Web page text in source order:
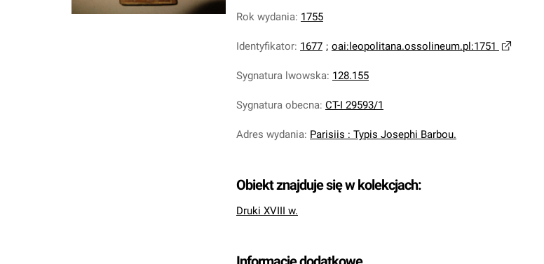
Rok wydania: 1755
Identyfikator: 1677 ; oai:leopolitana.ossolineum.pl:1751
Sygnatura lwowska: 128.155
Sygnatura obecna: CT-I 29593/1
Adres wydania: Parisiis : Typis Josephi Barbou.
Obiekt znajduje się w kolekcjach:
Druki XVIII w.